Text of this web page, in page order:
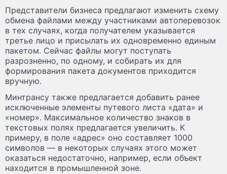
Представители бизнеса предлагают изменить схему
обмена файлами между участниками автоперевозок
в тех случаях, когда получателем указывается
третье лицо и присылать их одновременно единым
пакетом. Сейчас файлы могут поступать
разрозненно, по одному, и собирать их для
формирования пакета документов приходится
вручную.
Минтрансу также предлагается добавить ранее
исключенные элементы путевого листа «дата» и
«номер». Максимальное количество знаков в
текстовых полях предлагается увеличить. К
примеру, в поле «адрес» оно составляет 1000
символов — в некоторых случаях этого может
оказаться недостаточно, например, если объект
находится в промышленной зоне.